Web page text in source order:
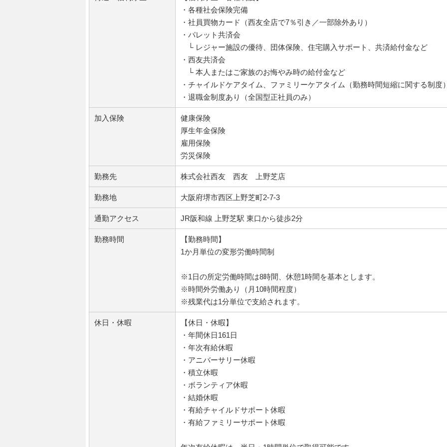
・各種社会保険完備
・社員買物カード（西友全店で7％引き／一部除外あり）
・パレット共済会
└ レジャー施設の優待、団体保険、住宅購入サポート、共済給付金など
・西友共済会
└ 本人またはご家族のお悔やみ時の給付金など
・チャイルドケアタイム、ファミリーケアタイム（勤務時間短縮に関する制度
・退職金制度あり（全国型正社員のみ）
加入保険
健康保険
厚生年金保険
雇用保険
労災保険
勤務先 株式会社西友 西友 上野芝店
勤務地 大阪府堺市西区上野芝町2-7-3
通勤アクセス JR阪和線 上野芝駅 東口から徒歩2分
勤務時間
【勤務時間】
1か月単位の変形労働時間制
※1日の所定労働時間は8時間、休憩1時間を基本とします。
※時間外労働あり（月10時間程度）
※残業代は1分単位で支給されます。
休日・休暇
【休日・休暇】
・年間休日161日
・年次有給休暇
・アニバーサリー休暇
・積立休暇
・ボランティア休暇
・結婚休暇
・有給チャイルドサポート休暇
・有給ファミリーサポート休暇